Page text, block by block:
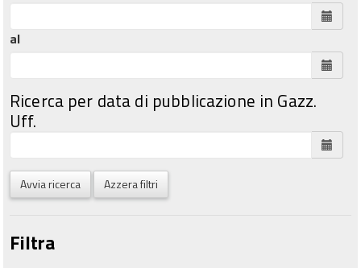
al
Ricerca per data di pubblicazione in Gazz.
Uff.
Avvia ricerca Azzera filtri
Filtra